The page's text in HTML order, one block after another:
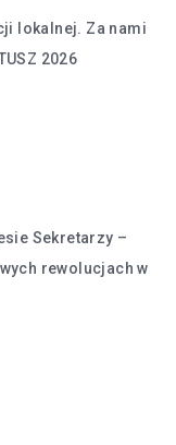
lokalnej. Za nami
2026
Sekretarzy –
rewolucjach w